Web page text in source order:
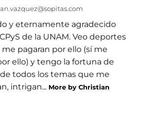
y eternamente agradecido
de la UNAM. Veo deportes
pagaran por ello (sí me
ello) y tengo la fortuna de
todos los temas que me
intrigan... More by Christian